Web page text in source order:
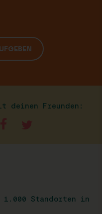
deinen Freunden:
1.000 Standorten in